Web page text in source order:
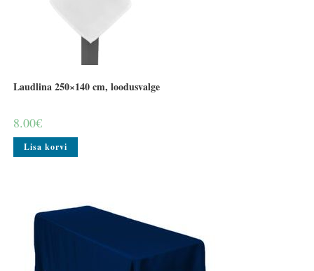
Laudlina 250×140 cm, loodusvalge
8.00€
Lisa korvi